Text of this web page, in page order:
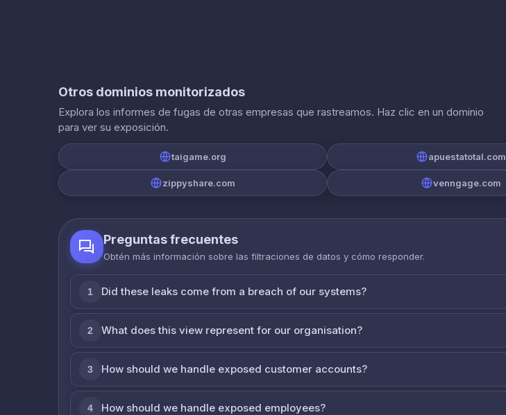
Otros dominios monitorizados
Explora los informes de fugas de otras empresas que rastreamos. Haz clic en un dominio
para ver su exposición.
taigame.org apuestatotal.com
zippyshare.com venngage.com
Preguntas frecuentes
Obtén más información sobre las filtraciones de datos y cómo responder.
1 Did these leaks come from a breach of our systems?
2 What does this view represent for our organisation?
3 How should we handle exposed customer accounts?
4 How should we handle exposed employees?